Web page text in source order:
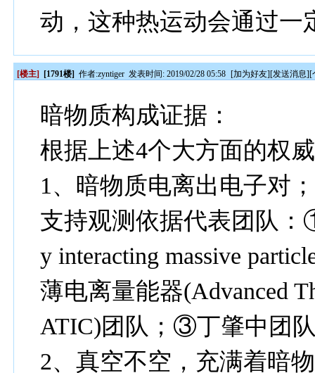
动，这种热运动会通过一
[楼主] [1791楼] 作者:zyntiger 发表时间: 2019/02/28 05:58 [加为好友][发送消息][
暗物质构成证据：
根据上述4个大方面的权
1、暗物质电离出电子对；
支持观测依据代表团队
y interacting massive
薄电离量能器(Advanced
ATIC)团队；③丁肇中团
2、真空不空，充满着暗